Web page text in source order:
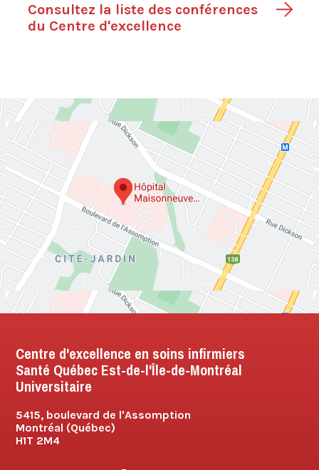
Consultez la liste des conférences
du Centre d'excellence
Centre d'excellence en soins infirmiers
Santé Québec Est-de-l'Île-de-Montréal
Universitaire
5415, boulevard de l'Assomption
Montréal (Québec)
H1T 2M4